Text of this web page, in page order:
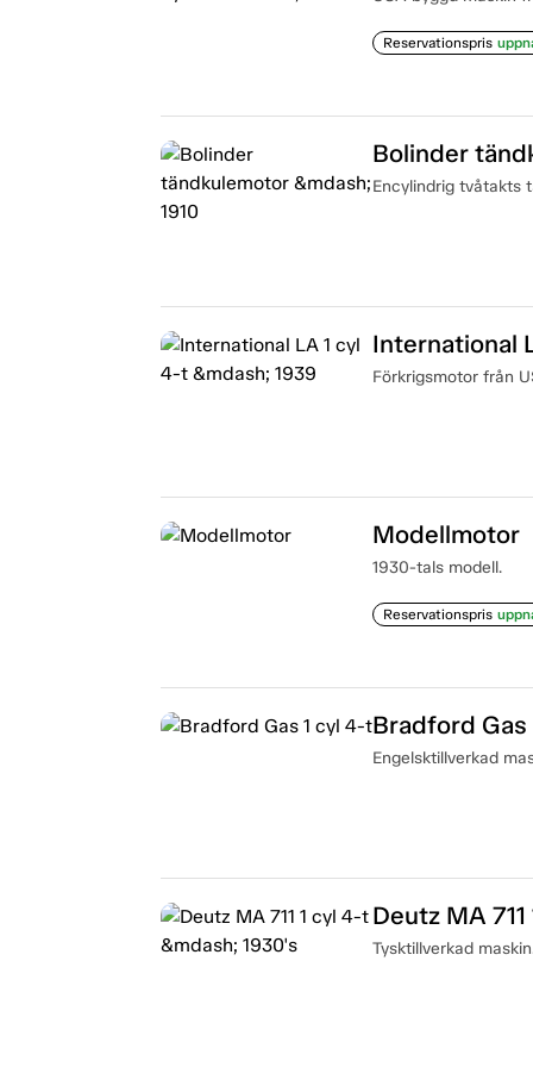
Reservationspris
Bolinder
Encylindrig tvåtakts
International
Förkrigsmotor från
Modellmotor
1930-tals modell.
Reservationspris
Bradford
Engelsktillverkad
Deutz MA
Tysktillverkad